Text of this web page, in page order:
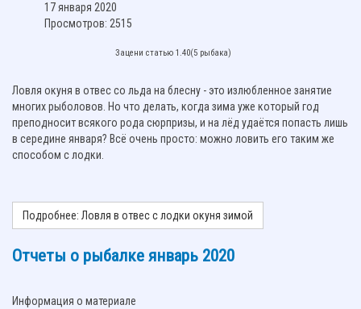
17 января 2020
Просмотров: 2515
Зацени статью 1.40(5 рыбака)
Ловля окуня в отвес со льда на блесну - это излюбленное занятие
многих рыболовов. Но что делать, когда зима уже который год
преподносит всякого рода сюрпризы, и на лёд удаётся попасть лишь
в середине января? Всё очень просто: можно ловить его таким же
способом с лодки.
Подробнее: Ловля в отвес с лодки окуня зимой
Отчеты о рыбалке январь 2020
Информация о материале